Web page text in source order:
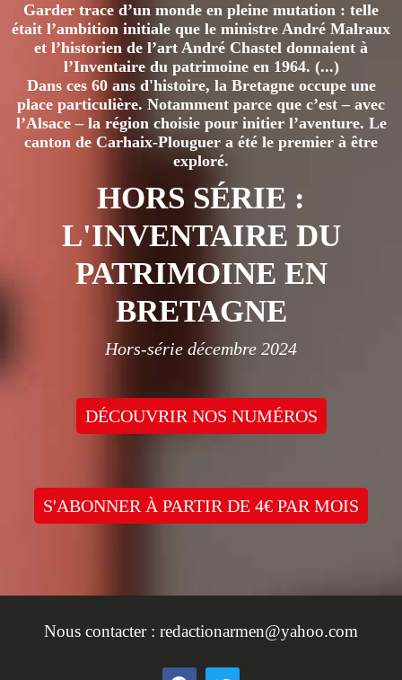
Garder trace d’un monde en pleine mutation : telle
était l’ambition initiale que le ministre André Malraux
et l’historien de l’art André Chastel donnaient à
l’Inventaire du patrimoine en 1964. (...)
Dans ces 60 ans d'histoire, la Bretagne occupe une
place particulière. Notamment parce que c’est – avec
l’Alsace – la région choisie pour initier l’aventure. Le
canton de Carhaix-Plouguer a été le premier à être
exploré.
HORS SÉRIE :
L'INVENTAIRE DU
PATRIMOINE EN
BRETAGNE
Hors-série décembre 2024
DÉCOUVRIR NOS NUMÉROS
S'ABONNER À PARTIR DE 4€ PAR MOIS
Nous contacter : redactionarmen@yahoo.com